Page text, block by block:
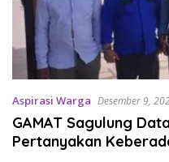
Aspirasi Warga Desember 9,
GAMAT Sagulung
Pertanyakan